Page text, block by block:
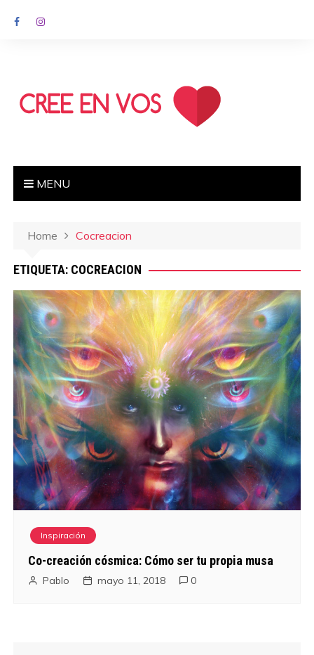
MENU
Home Cocreacion
ETIQUETA: COCREACION
Inspiración
Co-creación cósmica: Cómo ser tu propia musa
Pablo mayo 11, 2018 0